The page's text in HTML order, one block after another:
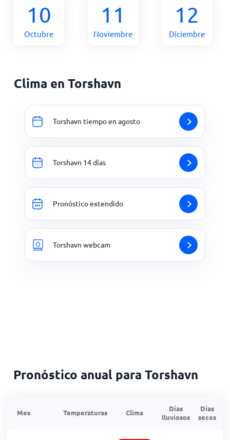
10
Octubre
11
Noviembre
12
Diciembre
Clima en Torshavn
Torshavn tiempo en agosto
Torshavn 14 días
Pronóstico extendido
Torshavn webcam
Pronóstico anual para Torshavn
Mes Temperaturas Clima
Días
lluviosos
Días
secos